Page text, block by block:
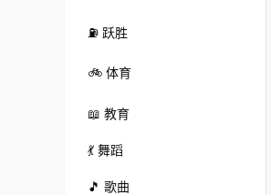
⛽ 跃胜
🚲 体育
📖 教育
💃 舞蹈
🎵 歌曲